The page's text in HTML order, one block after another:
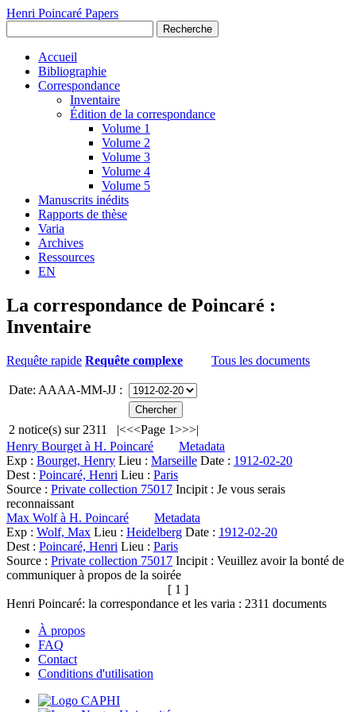
Henri Poincaré Papers
Recherche
Accueil
Bibliographie
Correspondance
Inventaire
Édition de la correspondance
Volume 1
Volume 2
Volume 3
Volume 4
Volume 5
Manuscrits inédits
Rapports de thèse
Varia
Archives
Ressources
EN
La correspondance de Poincaré :
Inventaire
Requête rapide Requête complexe Tous les documents
Date: AAAA-MM-JJ :
2 notice(s) sur 2311 |<<<Page 1>>>|
Henry Bourget à H. Poincaré
Metadata
Exp : Bourget, Henry Lieu : Marseille Date : 1912-02-20
Dest : Poincaré, Henri Lieu : Paris
Source : Private collection 75017 Incipit : Je vous serais
reconnaissant
Max Wolf à H. Poincaré
Metadata
Exp : Wolf, Max Lieu : Heidelberg Date : 1912-02-20
Dest : Poincaré, Henri Lieu : Paris
Source : Private collection 75017 Incipit : Veuillez avoir la bonté de
communiquer à propos de la soirée
[ 1 ]
Henri Poincaré: la correspondance et les varia : 2311 documents
À propos
FAQ
Contact
Conditions d'utilisation